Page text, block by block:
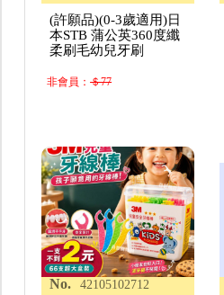
(許願品)(0-3歲適用)日
本STB 蒲公英360度纖
柔刷毛幼兒牙刷
非會員：＄77
No. 42105102712